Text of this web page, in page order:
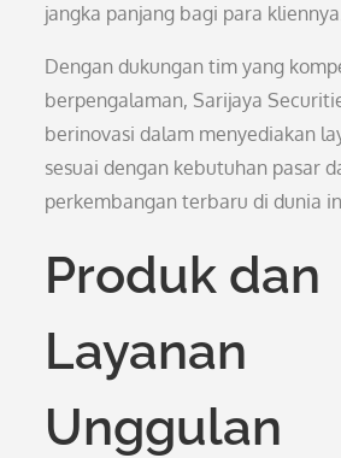
jangka panjang bagi para
Dengan dukungan tim yang
berpengalaman, Sarijaya
berinovasi dalam menyediakan
sesuai dengan kebutuhan pasar
perkembangan terbaru di dunia
Produk dan
Layanan
Unggulan